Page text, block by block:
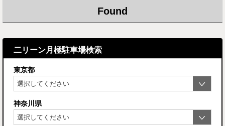
Found
二リーン月極駐車場検索
東京都
神奈川県